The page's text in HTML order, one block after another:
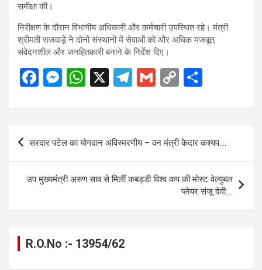
समीक्षा की।
निरीक्षण के दौरान विभागीय अधिकारी और कर्मचारी उपस्थित रहे। मंत्री
श्रीमती राजवाड़े ने दोनों संस्थानों में सेवाओं को और अधिक मजबूत,
संवेदनशील और जनहितकारी बनाने के निर्देश दिए।
F
ce
o
o
k
M
se
g
er
W
at
s
A
p
p
X
T
e
gr
a
m
G
ail
C
py
Li
n
k
ar
Post
सरदार पटेल का योगदान अविस्मरणीय – वन मंत्री केदार कश्यप….
उप मुख्यमंत्री अरुण साव से मिलीं कबड्डी विश्व कप की मोस्ट वेल्युबल
प्लेयर संजू देवी….
R.O.No :- 13954/62